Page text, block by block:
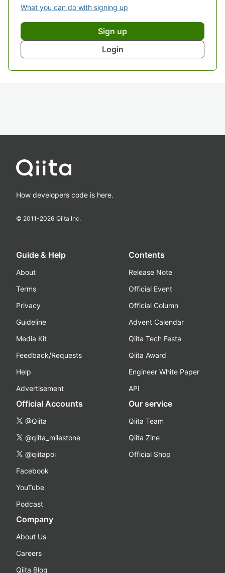
What you can do with signing up
Sign up
Login
How developers code is here.
© 2011-2026 Qiita Inc.
Guide & Help
About
Terms
Privacy
Guideline
Media Kit
Feedback/Requests
Help
Advertisement
Contents
Release Note
Official Event
Official Column
Advent Calendar
Qiita Tech Festa
Qiita Award
Engineer White Paper
API
Official Accounts
@Qiita
@qiita_milestone
@qiitapoi
Facebook
YouTube
Podcast
Our service
Qiita Team
Qiita Zine
Official Shop
Company
About Us
Careers
Qiita Blog